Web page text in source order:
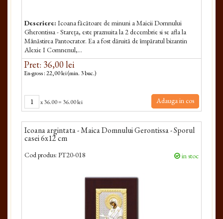
Descriere: Icoana făcătoare de minuni a Maicii Dom­nului
Gherontissa - Stareța, este praznuita la 2 decembrie si se afla la
Mânăstirea Pantocrator. Ea a fost dăruită de împăratul bizantin
Alexie I Comnenul,...
Pret: 36,00 lei
En-gross : 22,00 lei (min. 3 buc.)
x36.00= 36.00 lei Adauga in cos
Icoana argintata - Maica Domnului Gerontissa - Sporul
casei 6x12 cm
Cod produs: PT20-018 in stoc